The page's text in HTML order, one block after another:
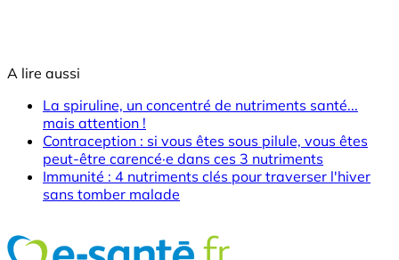
A lire aussi
La spiruline, un concentré de nutriments santé...
mais attention !
Contraception : si vous êtes sous pilule, vous êtes
peut-être carencé·e dans ces 3 nutriments
Immunité : 4 nutriments clés pour traverser l'hiver
sans tomber malade